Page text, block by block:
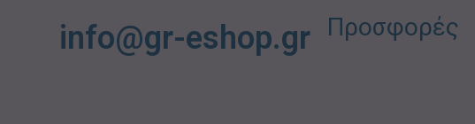
info@gr-eshop.gr
Προσφορές